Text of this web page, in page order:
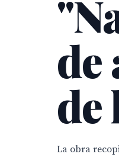
de
de
La obra